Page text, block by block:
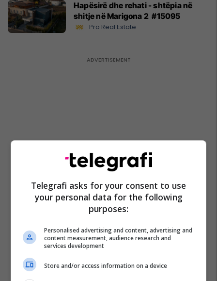
Hapësirë dhe rehati - shtëpia në
shitje në Marigona 2 #15095
Pro Real Estate
Telegrafi asks for your consent to use
your personal data for the following
purposes:
Personalised advertising and content, advertising and
content measurement, audience research and
services development
Store and/or access information on a device